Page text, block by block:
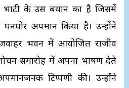
भाटी के उस बयान का है जिसमें
घनघोर अपमान किया है। उन्होंने
भवन में आयोजित राजीव
समारोह में अपना भाषण देते
टिप्पणी की। उन्होंने